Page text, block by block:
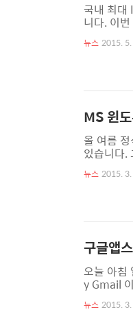
국내 최대
니다. 이
다. 특히
이목을 끌
뉴스 2015.
MS 윈
올 여름
있습니다.
리는 형국
탈태한다
뉴스 2015.
구글앱
오늘 아침
y Gmail
필자 역시
니 주 메
뉴스 2015.